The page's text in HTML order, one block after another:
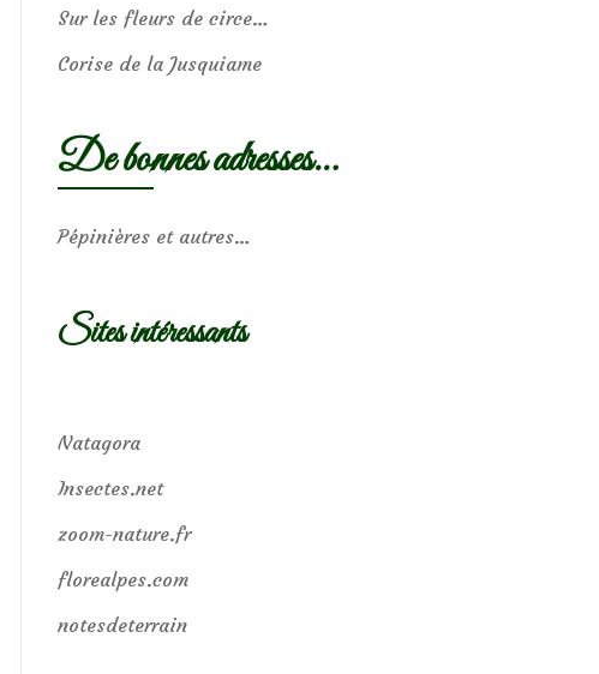
Sur les fleurs de circe…
Corise de la Jusquiame
De bonnes adresses…
Pépinières et autres…
Sites intéressants
Natagora
Insectes.net
zoom-nature.fr
florealpes.com
notesdeterrain